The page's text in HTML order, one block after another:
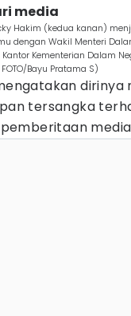
media
Hakim (kedua kanan)
dengan Wakil Menteri
Kementerian Dalam
Bayu Pratama S)
dirinya
tersangka